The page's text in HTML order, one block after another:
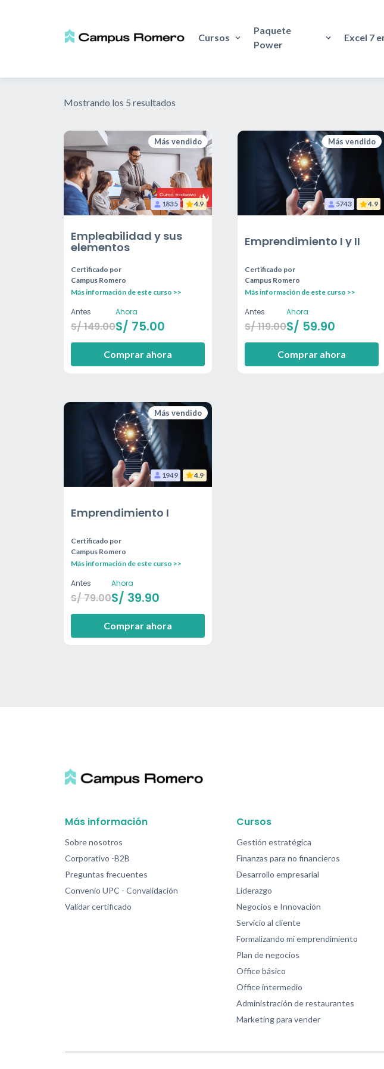
Cursos
Paquete
Power
Excel 7
Mostrando los 5 resultados
precio:
alto
a
bajo
Más vendido
1835 4.9
Empleabilidad y sus
elementos
Certificado por
Campus Romero
Más información de este curso >>
Antes
S/149.00
Ahora
S/ 75.00
Comprar ahora
Más vendido
5743 4.9
Emprendimiento I y II
Certificado por
Campus Romero
Más información de este curso >>
Antes
S/119.00
Ahora
S/ 59.90
Comprar ahora
Más vendido
1949 4.9
Emprendimiento I
Certificado por
Campus Romero
Más información de este curso >>
Antes
S/79.00
Ahora
S/ 39.90
Comprar ahora
Más información
Sobre nosotros
Corporativo -B2B
Preguntas frecuentes
Convenio UPC - Convalidación
Validar certificado
Cursos
Gestión estratégica
Finanzas para no financieros
Desarrollo empresarial
Liderazgo
Negocios e Innovación
Servicio al cliente
Formalizando mi emprendimiento
Plan de negocios
Office básico
Office intermedio
Administración de restaurantes
Marketing para vender